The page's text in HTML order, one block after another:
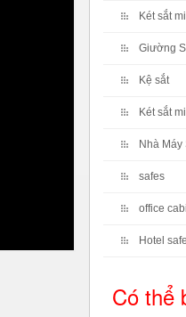
Két sắt
Giường
Kệ sắt
Két sắt
Nhà Máy
safes
office
Hotel safe
Có thể